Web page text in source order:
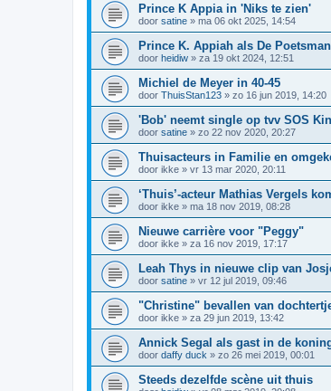
Prince K Appia in 'Niks te zien'
door satine » ma 06 okt 2025, 14:54
Prince K. Appiah als De Poetsman
door heidiw » za 19 okt 2024, 12:51
Michiel de Meyer in 40-45
door ThuisStan123 » zo 16 jun 2019, 14:20
'Bob' neemt single op tvv SOS
door satine » zo 22 nov 2020, 20:27
Thuisacteurs in Familie en
door ikke » vr 13 mar 2020, 20:11
‘Thuis’-acteur Mathias Vergels
door ikke » ma 18 nov 2019, 08:28
Nieuwe carrière voor "Peggy"
door ikke » za 16 nov 2019, 17:17
Leah Thys in nieuwe clip van
door satine » vr 12 jul 2019, 09:46
"Christine" bevallen van
door ikke » za 29 jun 2019, 13:42
Annick Segal als gast in de
door daffy duck » zo 26 mei 2019, 00:01
Steeds dezelfde scène uit thuis